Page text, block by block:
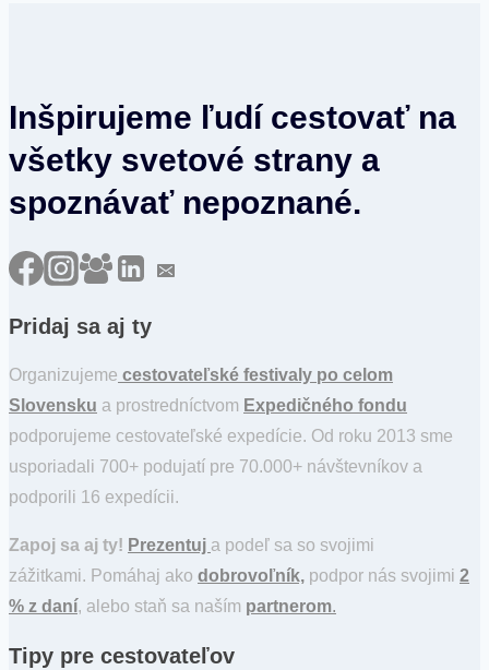
Inšpirujeme ľudí cestovať na
všetky svetové strany a
spoznávať nepoznané.
Pridaj sa aj ty
Organizujeme cestovateľské festivaly po celom
Slovensku a prostredníctvom Expedičného fondu
podporujeme cestovateľské expedície. Od roku 2013 sme
usporiadali 700+ podujatí pre 70.000+ návštevníkov a
podporili 16 expedícii.
Zapoj sa aj ty! Prezentuj a podeľ sa so svojimi
zážitkami. Pomáhaj ako dobrovoľník, podpor nás svojimi 2
% z daní, alebo staň sa naším partnerom.
Tipy pre cestovateľov